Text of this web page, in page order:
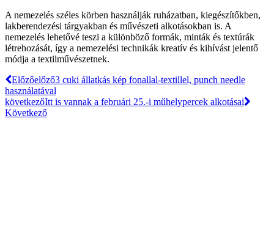
A nemezelés széles körben használják ruházatban, kiegészítőkben,
lakberendezési tárgyakban és művészeti alkotásokban is. A
nemezelés lehetővé teszi a különböző formák, minták és textúrák
létrehozását, így a nemezelési technikák kreatív és kihívást jelentő
módja a textilművészetnek.
Előzőelőző3 cuki állatkás kép fonallal-textillel, punch needle
használatával
következőItt is vannak a februári 25.-i műhelypercek alkotásai
Következő